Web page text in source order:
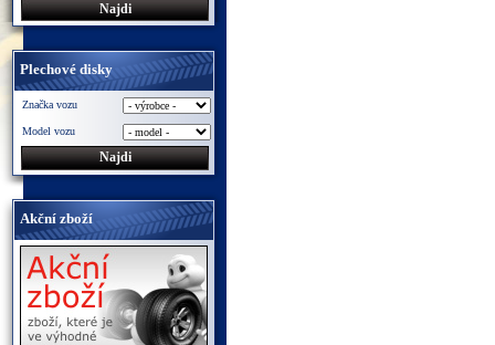
Plechové disky
Značka vozu
Model vozu
Akční zboží